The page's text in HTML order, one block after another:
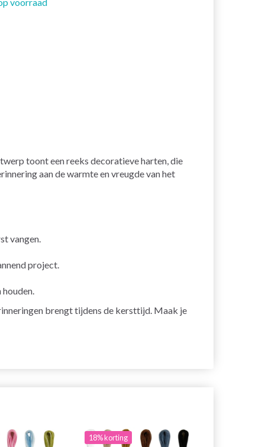
toont een reeks decoratieve harten, die
aan de warmte en vreugde van het
vangen.
project.
brengt tijdens de kersttijd. Maak je
18% korting